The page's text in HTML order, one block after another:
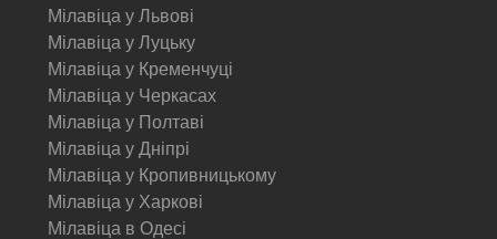
Мілавіца у Львові
Мілавіца у Луцьку
Мілавіца у Кременчуці
Мілавіца у Черкасах
Мілавіца у Полтаві
Мілавіца у Дніпрі
Мілавіца у Кропивницькому
Мілавіца у Харкові
Мілавіца в Одесі